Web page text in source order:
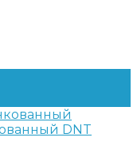
DNT